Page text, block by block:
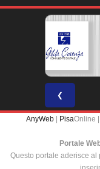
❮
AnyWeb PisaOnline |
Portale
Questo portale aderisce al